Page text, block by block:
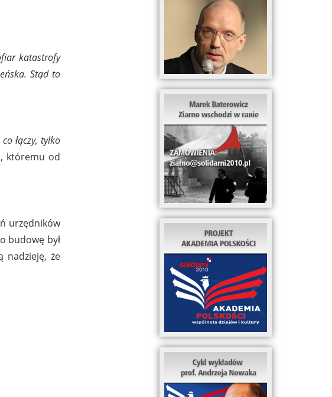
katastrofy
Stąd to
łączy, tylko
któremu od
urzędników
budowę był
nadzieję, że